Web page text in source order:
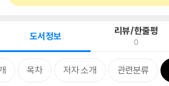
도서정보 리뷰/한줄평
0
목차 저자 소개 관련분류